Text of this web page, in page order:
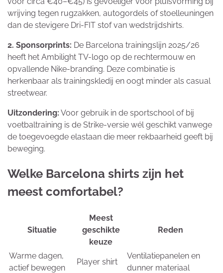
wrijving tegen rugzakken, autogordels of stoelleuningen
dan de stevigere Dri-FIT stof van wedstrijdshirts.
2. Sponsorprints: De Barcelona trainingslijn 2025/26
heeft het Ambilight TV-logo op de rechtermouw en
opvallende Nike-branding. Deze combinatie is
herkenbaar als trainingskledij en oogt minder als casual
streetwear.
Uitzondering: Voor gebruik in de sportschool of bij
voetbaltraining is de Strike-versie wél geschikt vanwege
de toegevoegde elastaan die meer rekbaarheid geeft bij
beweging.
Welke Barcelona shirts zijn het
meest comfortabel?
Situatie
Meest
geschikte
keuze
Reden
Warme dagen,
actief bewegen
Player shirt
Ventilatiepanelen en
dunner materiaal